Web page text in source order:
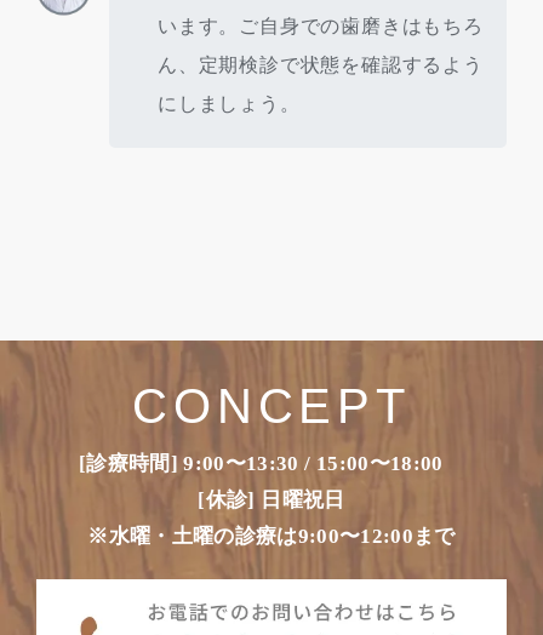
います。ご自身での歯磨きはもちろ
ん、定期検診で状態を確認するよう
にしましょう。
CONCEPT
[診療時間] 9:00〜13:30 / 15:00〜18:00
[休診] 日曜祝日
※水曜・土曜の診療は9:00〜12:00まで